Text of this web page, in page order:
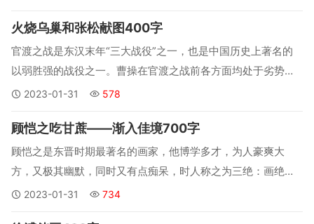
物，你把美玉当作宝物。如果把玉给了我，那么我们两个人都
丧失了宝物，不如各人保有自己的...
火烧乌巢和张松献图400字
官渡之战是东汉末年“三大战役”之一，也是中国历史上著名的
以弱胜强的战役之一。曹操在官渡之战前各方面均处于劣势地
位。一天，听说袁绍的谋士许攸（yōu）来投奔自己，他竟顾不
2023-01-31 578
顾恺之吃甘蔗——渐入佳境700字
顾恺之是东晋时期最著名的画家，他博学多才，为人豪爽大
方，又极其幽默，同时又有点痴呆，时人称之为三绝：画绝、
文绝和痴绝。现存于世的《洛神赋图》、《女史箴图》就是顾
2023-01-31 734